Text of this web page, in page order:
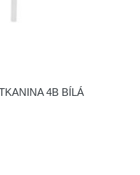
4B BÍLÁ